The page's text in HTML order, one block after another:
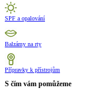
SPF a opalování
Balzámy na rty
Přípravky k přístrojům
S čím vám pomůžeme